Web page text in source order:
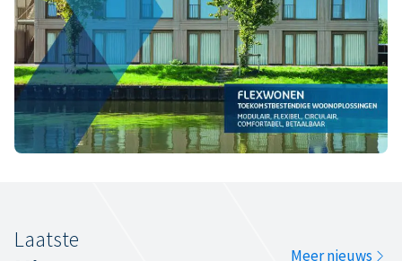
Terug naar overzicht
Laatste
Meer nieuws